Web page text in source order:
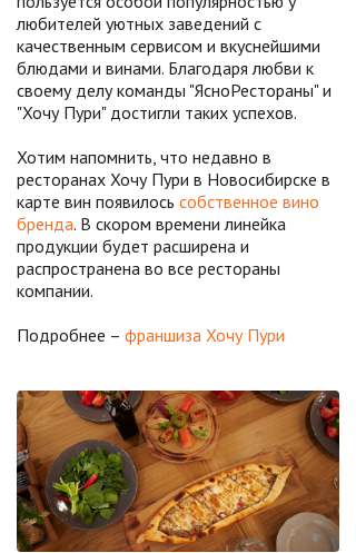
любителей уютных заведений с
качественным сервисом и вкуснейшими
блюдами и винами. Благодаря любви к
своему делу команды "ЯсноРестораны" и
"Хочу Пури" достигли таких успехов.
Хотим напомнить, что недавно в
ресторанах Хочу Пури в Новосибирске в
карте вин появилось собственное вино
бренда. В скором времени линейка
продукции будет расширена и
распространена во все рестораны
компании.
Подробнее – франшиза Хочу Пури